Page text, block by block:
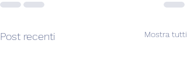
Post recenti Mostra tutti